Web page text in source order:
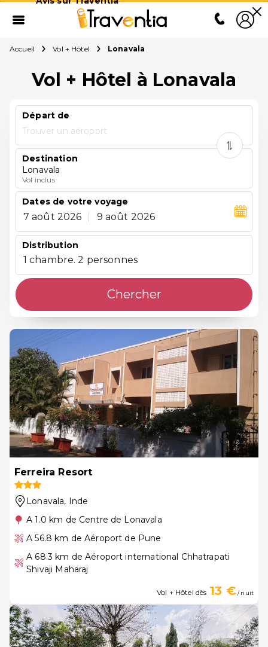
Accueil Vol + Hôtel Lonavala
Vol + Hôtel à Lonavala
Départ de
Trouver un aéroport
Destination
Lonavala
Vol inclus
Dates de votre voyage
7 août 2026 9 août 2026
Distribution
1 chambre. 2 personnes
Chercher
Ferreira Resort
Lonavala, Inde
A 1.0 km de Centre de Lonavala
A 56.8 km de Aéroport de Pune
A 68.3 km de Aéroport international Chhatrapati
Shivaji Maharaj
Vol + Hôtel dès 13 €/ nuit